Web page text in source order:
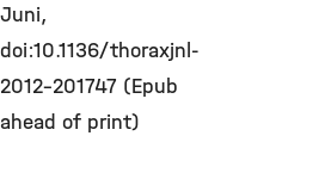
Juni,
doi:10.1136/thoraxjnl-
2012-201747 (Epub
ahead of print)